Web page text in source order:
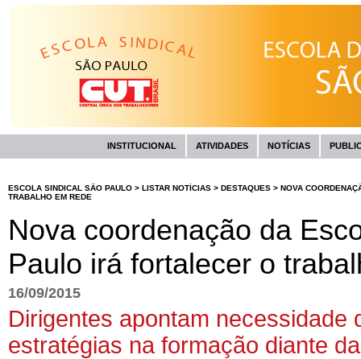
INSTITUCIONAL ATIVIDADES NOTÍCIAS
ESCOLA SINDICAL SÃO PAULO > LISTAR NOTÍCIAS > DESTAQUES > NOVA
TRABALHO EM REDE
Nova coordenação da
Paulo irá fortalecer o
16/09/2015
Dirigentes apontam necessidade
estratégias na formação diante